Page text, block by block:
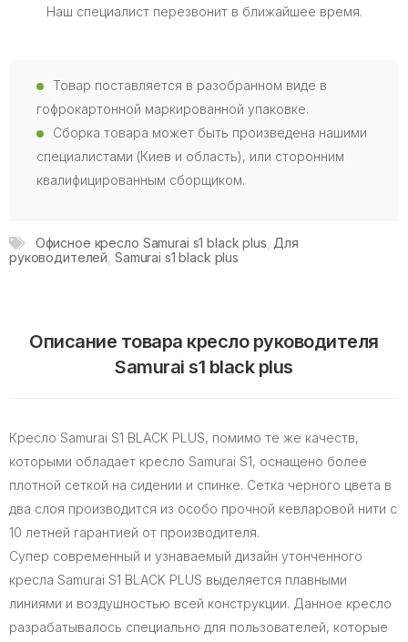
Наш специалист перезвонит в ближайшее время.
Товар поставляется в разобранном виде в
гофрокартонной маркированной упаковке.
Сборка товара может быть произведена нашими
специалистами (Киев и область), или сторонним
квалифицированным сборщиком.
Офисное кресло Samurai s1 black plus Для
руководителей Samurai s1 black plus
Описание товара кресло руководителя
Samurai s1 black plus
Кресло Samurai S1 BLACK PLUS, помимо те же качеств,
которыми обладает кресло Samurai S1, оснащено более
плотной сеткой на сидении и спинке. Сетка черного цвета в
два слоя производится из особо прочной кевларовой нити с
10 летней гарантией от производителя.
Супер современный и узнаваемый дизайн утонченного
кресла Samurai S1 BLACK PLUS выделяется плавными
линиями и воздушностью всей конструкции. Данное кресло
разрабатывалось специально для пользователей, которые